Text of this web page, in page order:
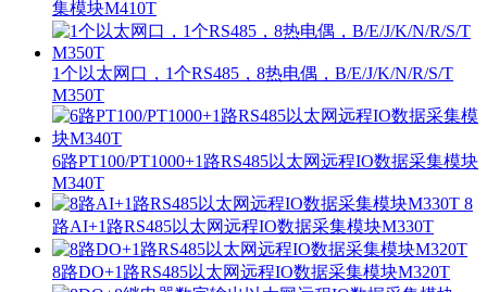
集模块M410T
1个以太网口，1个RS485，8热电偶，B/E/J/K/N/R/S/T
M350T
6路PT100/PT1000+1路RS485以太网远程IO数据采集模块
M340T
8
路AI+1路RS485以太网远程IO数据采集模块M330T
8路DO+1路RS485以太网远程IO数据采集模块M320T